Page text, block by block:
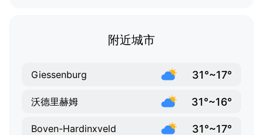
附近城市
Giessenburg 31°~17°
沃德里赫姆 31°~16°
Boven-Hardinxveld 31°~17°